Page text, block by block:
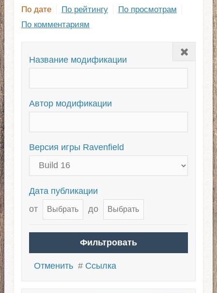
По дате По рейтингу
По просмотрам
По комментариям
Закрыть
Название модификации
Автор модификации
Версия игры Ravenfield
Дата публикации
от
до
Отменить # Ссылка